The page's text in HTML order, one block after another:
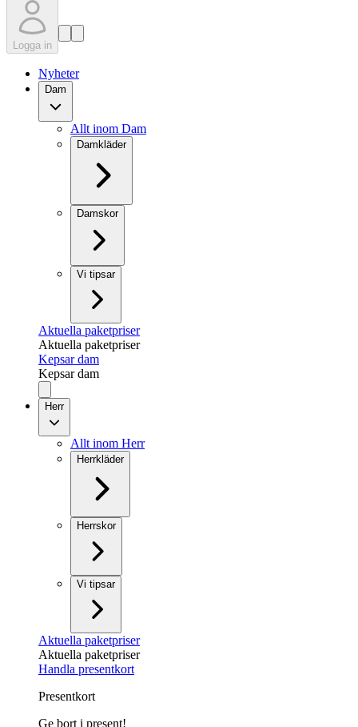
Logga in
Nyheter
Dam
Allt inom Dam
Damkläder
Damskor
Vi tipsar
Aktuella paketpriser
Aktuella paketpriser
Kepsar dam
Kepsar dam
Herr
Allt inom Herr
Herrkläder
Herrskor
Vi tipsar
Aktuella paketpriser
Aktuella paketpriser
Handla presentkort
Presentkort
Ge bort i present!